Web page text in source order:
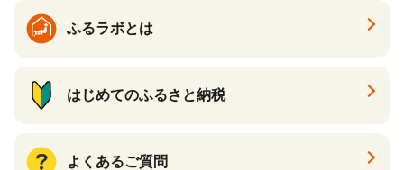
ふるラボとは
はじめてのふるさと納税
よくあるご質問